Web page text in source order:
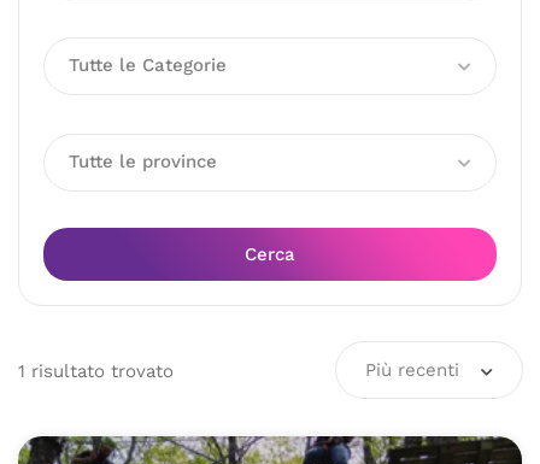
Tutte le Categorie
Tutte le province
Cerca
1 risultato trovato Più recenti